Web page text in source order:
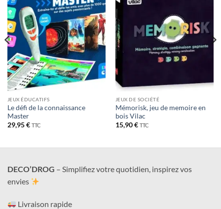
à la liste
de
souhaits
JEUX ÉDUCATIFS
Le défi de la connaissance
Master
29,95€ TTC
JEUX DE SOCIÉTÉ
Mémorisk, jeu de memoire en
bois Vilac
15,90€ TTC
DECO’DROG – Simplifiez votre quotidien, inspirez vos
envies
Livraison rapide